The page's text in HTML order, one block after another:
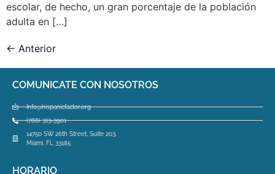
escolar, de hecho, un gran porcentaje de la población
adulta en […]
← Anterior
COMUNICATE CON NOSOTROS
Info@hispanicfactor.org
(786) 313-3901
14750 SW 26th Street, Suite 203,
Miami, FL 33185
HORARIO